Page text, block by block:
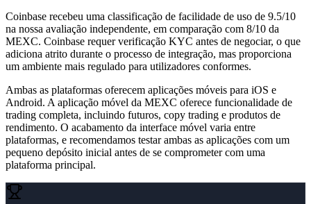
Coinbase recebeu uma classificação de facilidade de uso de 9.5/10
na nossa avaliação independente, em comparação com 8/10 da
MEXC. Coinbase requer verificação KYC antes de negociar, o que
adiciona atrito durante o processo de integração, mas proporciona
um ambiente mais regulado para utilizadores conformes.
Ambas as plataformas oferecem aplicações móveis para iOS e
Android. A aplicação móvel da MEXC oferece funcionalidade de
trading completa, incluindo futuros, copy trading e produtos de
rendimento. O acabamento da interface móvel varia entre
plataformas, e recomendamos testar ambas as aplicações com um
pequeno depósito inicial antes de se comprometer com uma
plataforma principal.